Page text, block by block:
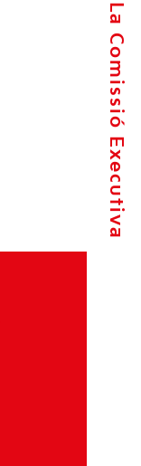
La Comissió Executiva